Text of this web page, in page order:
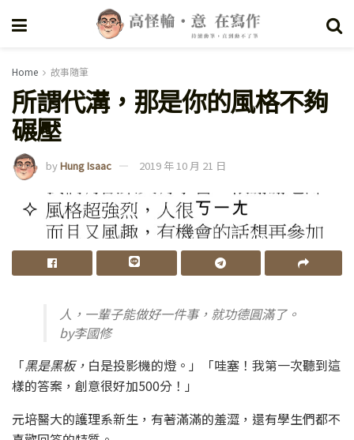
Home 故事隨筆
所謂代溝，那是你的風格不夠
碾壓
byHung Isaac 2019 年 10 月 21 日
人，一輩子能做好一件事，就功德圓滿了。
by李國修
「黑是黑板， 白是投影機的燈。」「哇塞！我第一次聽到這
樣的答案，創意很好加500分！」
元培醫大的護理系新生，有著滿滿的羞澀，還有學生們都不